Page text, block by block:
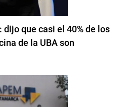
que casi el 40% de los
de la UBA son